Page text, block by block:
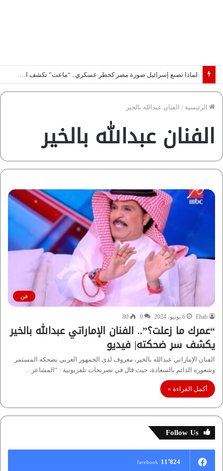
لماذا تصنع إسرائيل صورة مصر كخطر عسكري.. “ماعت” تكشف الأسباب | فيديو
الرئيسية / الفنان عبدالله بالخير
الفنان عبدالله بالخير
فن
Ehab 6 يونيو، 2024 0
80
“عمرك ما زعلت؟”.. الفنان الإماراتي عبدالله بالخير
يكشف سر ضحكته| فيديو
الفنان الإماراتي عبدالله بالخير، معروف لدى الجمهور العربي بضحكه المستمر
وشعوره الدائم بالسعادة، حيث قال في تصريحات تلفزيونية : “المشاعر…
أكمل القراءة »
Follow Us
11٬824 facebook